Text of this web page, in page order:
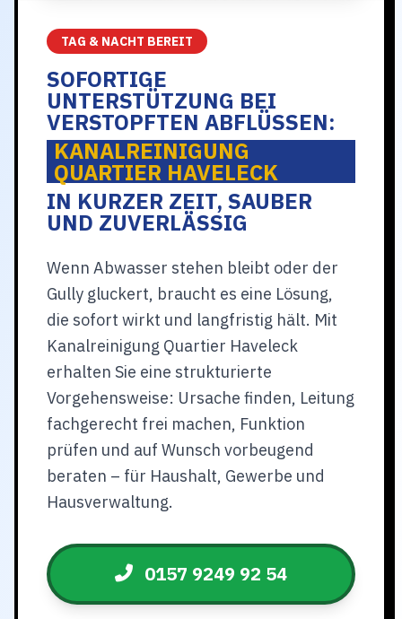
TAG & NACHT BEREIT
SOFORTIGE
UNTERSTÜTZUNG BEI
VERSTOPFTEN ABFLÜSSEN:
KANALREINIGUNG
QUARTIER HAVELECK
IN KURZER ZEIT, SAUBER
UND ZUVERLÄSSIG
Wenn Abwasser stehen bleibt oder der
Gully gluckert, braucht es eine Lösung,
die sofort wirkt und langfristig hält. Mit
Kanalreinigung Quartier Haveleck
erhalten Sie eine strukturierte
Vorgehensweise: Ursache finden, Leitung
fachgerecht frei machen, Funktion
prüfen und auf Wunsch vorbeugend
beraten – für Haushalt, Gewerbe und
Hausverwaltung.
0157 9249 92 54